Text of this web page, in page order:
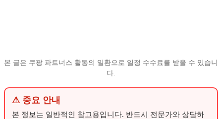
본 글은 쿠팡 파트너스 활동의 일환으로 일정 수수료를 받을 수 있습니
다.
⚠ 중요 안내
본 정보는 일반적인 참고용입니다. 반드시 전문가와 상담하